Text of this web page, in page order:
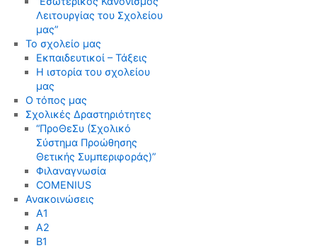
Λειτουργίας του Σχολείου
μας”
Το σχολείο μας
Εκπαιδευτικοί – Τάξεις
Η ιστορία του σχολείου
μας
Ο τόπος μας
Σχολικές Δραστηριότητες
“ΠροΘεΣυ (Σχολικό
Σύστημα Προώθησης
Θετικής Συμπεριφοράς)”
Φιλαναγνωσία
COMENIUS
Ανακοινώσεις
Α1
Α2
Β1